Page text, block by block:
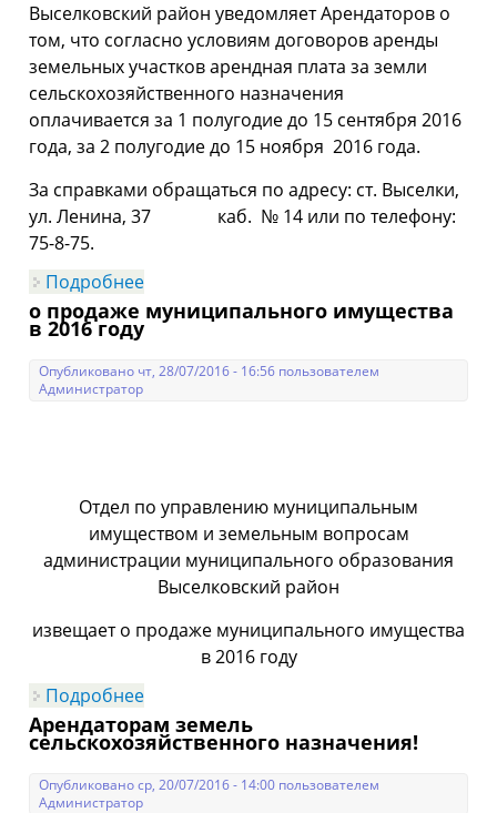
Выселковский район уведомляет Арендаторов о
том, что согласно условиям договоров аренды
земельных участков арендная плата за земли
сельскохозяйственного назначения
оплачивается за 1 полугодие до 15 сентября 2016
года, за 2 полугодие до 15 ноября 2016 года.
За справками обращаться по адресу: ст. Выселки,
ул. Ленина, 37 каб. № 14 или по телефону:
75-8-75.
Подробнее
о продаже муниципального имущества
в 2016 году
Опубликовано чт, 28/07/2016 - 16:56 пользователем
Администратор
Отдел по управлению муниципальным
имуществом и земельным вопросам
администрации муниципального образования
Выселковский район
извещает о продаже муниципального имущества
в 2016 году
Подробнее
Арендаторам земель
сельскохозяйственного назначения!
Опубликовано ср, 20/07/2016 - 14:00 пользователем
Администратор